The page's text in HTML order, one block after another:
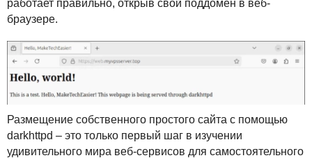
работает правильно, открыв свой поддомен в веб-
браузере.
Размещение собственного простого сайта с помощью
darkhttpd – это только первый шаг в изучении
удивительного мира веб-сервисов для самостоятельного